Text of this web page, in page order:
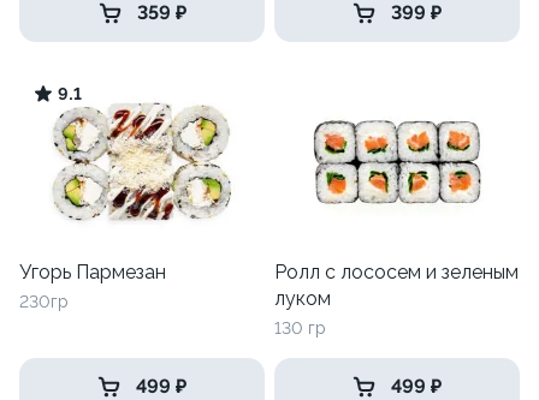
359 ₽ 399 ₽
9.1
Угорь Пармезан
230гр
499 ₽
Ролл с лососем и зеленым
луком
130 гр
499 ₽